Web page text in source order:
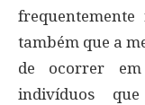
frequentemente
também que a
de ocorrer
indivíduos